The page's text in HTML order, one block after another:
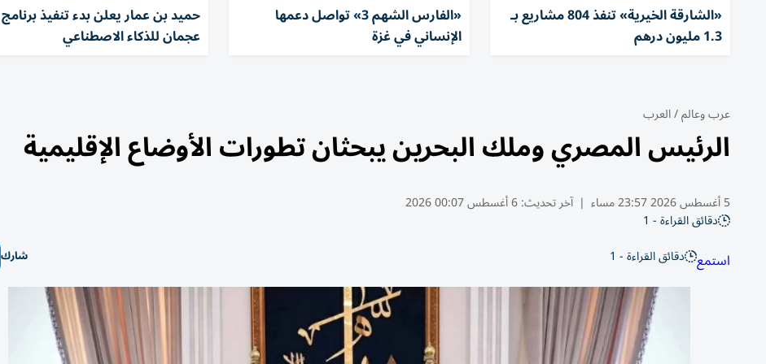
«الشارقة الخيرية» تنفذ 804 مشاريع بـ
1.3 مليون درهم
«الفارس الشهم 3» تواصل دعمها
الإنساني في غزة
حميد بن عمار يعلن بدء تنفيذ برنامج
عجمان للذكاء الاصطناعي
عرب وعالم/العرب
الرئيس المصري وملك البحرين يبحثان تطورات الأوضاع الإقليمية
5 أغسطس 2026 23:57 مساء | آخر تحديث:6 أغسطس 00:07 2026
دقائق القراءة - 1
استمع دقائق القراءة - 1 شارك